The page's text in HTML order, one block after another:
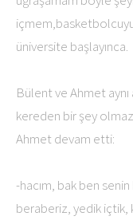
üniversite başlayınca.
Bülent ve Ahmet
kereden bir şey
Ahmet devam etti:
-hacım, bak ben
beraberiz, yedik içtik,